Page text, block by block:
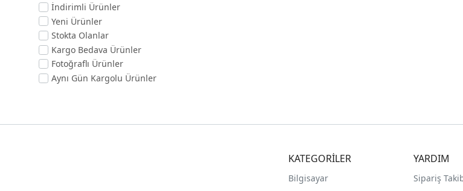
İndirimli Ürünler
Yeni Ürünler
Stokta Olanlar
Kargo Bedava Ürünler
Fotoğraflı Ürünler
Aynı Gün Kargolu Ürünler
KATEGORİLER
Bilgisayar
YARDIM
Sipariş